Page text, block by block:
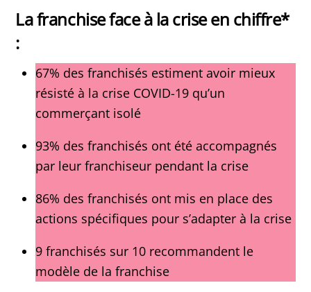
La franchise face à la crise en chiffre*
:
67% des franchisés estiment avoir mieux
résisté à la crise COVID-19 qu’un
commerçant isolé
93% des franchisés ont été accompagnés
par leur franchiseur pendant la crise
86% des franchisés ont mis en place des
actions spécifiques pour s’adapter à la crise
9 franchisés sur 10 recommandent le
modèle de la franchise